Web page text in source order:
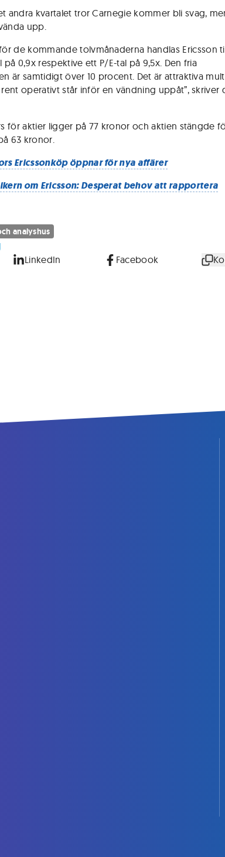
andra kvartalet tror Carnegie kommer bli svag,
upp.
de kommande tolvmånaderna handlas Ericsson
på 0,9x respektive ett P/E-tal på 9,5x. Den fria
är samtidigt över 10 procent. Det är attraktiva
operativt står inför en vändning uppåt”, skriver
för aktier ligger på 77 kronor och aktien stängde
63 kronor.
Ericssonköp öppnar för nya affärer
om Ericsson: Desperat behov att rapportera
analyshus
LinkedIn Facebook